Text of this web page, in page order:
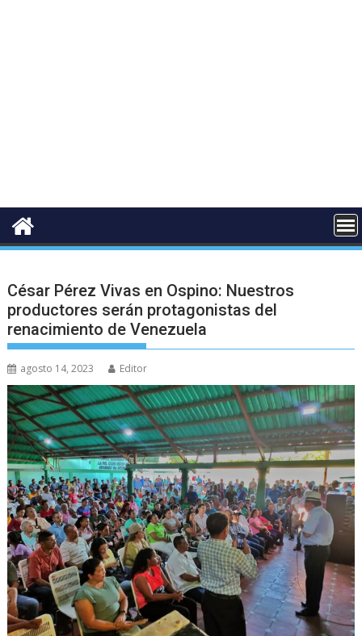
César Pérez Vivas en Ospino: Nuestros
productores serán protagonistas del
renacimiento de Venezuela
agosto 14, 2023 Editor